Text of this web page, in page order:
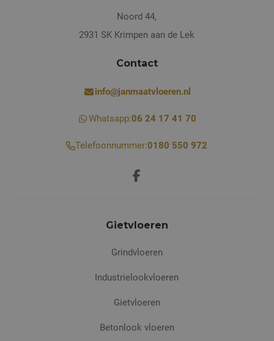
Noord 44,
2931 SK Krimpen aan de Lek
Contact
info@janmaatvloeren.nl
Whatsapp:06 24 17 41 70
Telefoonnummer:0180 550 972
Gietvloeren
Grindvloeren
Industrielookvloeren
Gietvloeren
Betonlook vloeren